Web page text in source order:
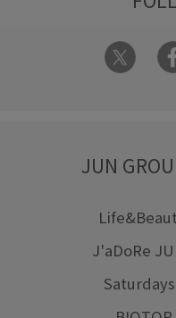
JUN
J'aDoRe
Saturdays